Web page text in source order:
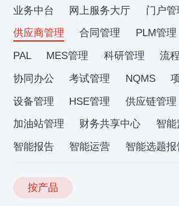
业务中台
网上服务大厅
门户管
供应商管理
合同管理 PLM管理
PAL
MES管理 科研管理
流
协同办公
考试管理 NQMS
设备管理
HSE管理
供应链管理
加油站管理
财务共享中心
智能
智能报告
智能运营 智能选题报
按产品